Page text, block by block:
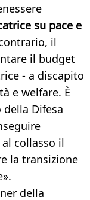
su pace e
il
il budget
- a discapito
e welfare. È
Difesa
collasso il
la transizione
della